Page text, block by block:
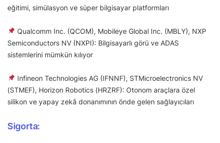
eğitimi, simülasyon ve süper bilgisayar platformları
Qualcomm Inc. (QCOM), Mobileye Global Inc. (MBLY), NXP
Semiconductors NV (NXPI): Bilgisayarlı görü ve ADAS
sistemlerini mümkün kılıyor
Infineon Technologies AG (IFNNF), STMicroelectronics NV
(STMEF), Horizon Robotics (HRZRF): Otonom araçlara özel
silikon ve yapay zekâ donanımının önde gelen sağlayıcıları
Sigorta: